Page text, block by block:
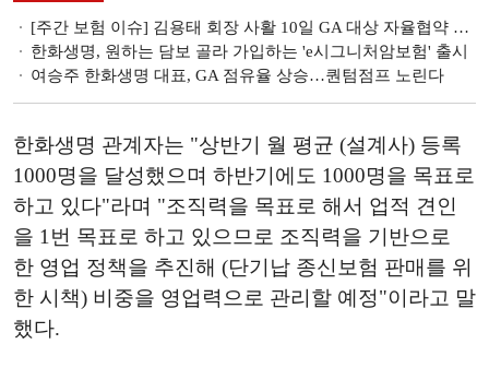
[주간 보험 이슈] 김용태 회장 사활 10일 GA 대상 자율협약 설명회…한화생명금융서비스 참가 촉각 外
한화생명, 원하는 담보 골라 가입하는 'e시그니처암보험' 출시
여승주 한화생명 대표, GA 점유율 상승…퀀텀점프 노린다
한화생명 관계자는 "상반기 월 평균 (설계사) 등록
1000명을 달성했으며 하반기에도 1000명을 목표로
하고 있다"라며 "조직력을 목표로 해서 업적 견인
을 1번 목표로 하고 있으므로 조직력을 기반으로
한 영업 정책을 추진해 (단기납 종신보험 판매를 위
한 시책) 비중을 영업력으로 관리할 예정"이라고 말
했다.